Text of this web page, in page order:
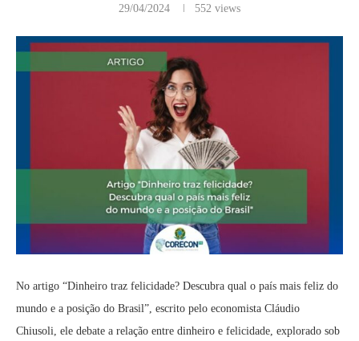
29/04/2024 552 views
No artigo “Dinheiro traz felicidade? Descubra qual o país mais feliz do
mundo e a posição do Brasil”, escrito pelo economista Cláudio
Chiusoli, ele debate a relação entre dinheiro e felicidade, explorado sob